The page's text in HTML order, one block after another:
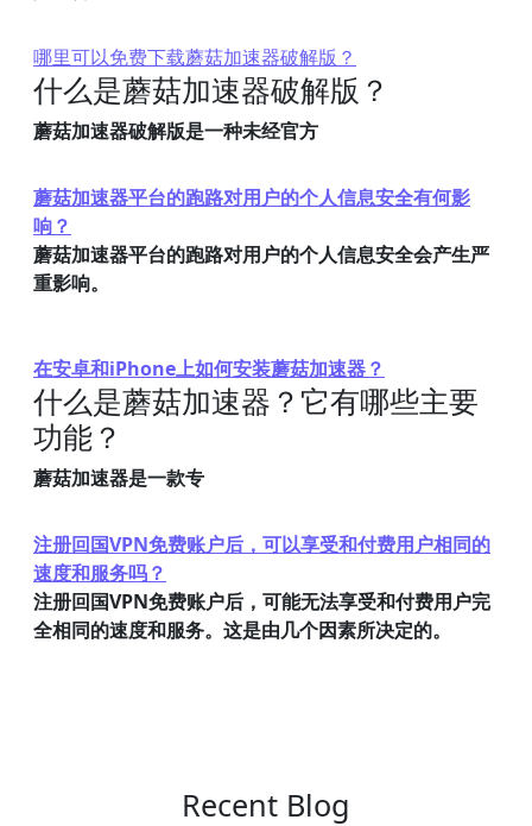
哪里可以免费下载蘑菇加速器破解版？
什么是蘑菇加速器破解版？
蘑菇加速器破解版是一种未经官方
蘑菇加速器平台的跑路对用户的个人信息安全有何影
响？
蘑菇加速器平台的跑路对用户的个人信息安全会产生严
重影响。
在安卓和iPhone上如何安装蘑菇加速器？
什么是蘑菇加速器？它有哪些主要
功能？
蘑菇加速器是一款专
注册回国VPN免费账户后，可以享受和付费用户相同的
速度和服务吗？
注册回国VPN免费账户后，可能无法享受和付费用户完
全相同的速度和服务。这是由几个因素所决定的。
Recent Blog